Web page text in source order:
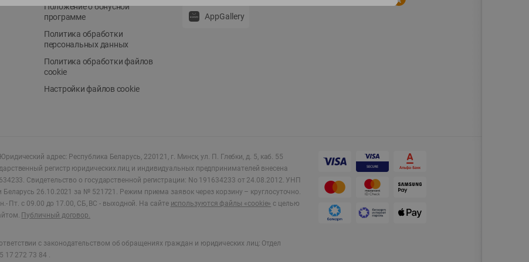
Положение о бонусной
программе
Политика обработки
персональных данных
Политика обработки файлов
cookie
Настройки файлов cookie
AppGallery
Юридический адрес: Республика Беларусь, 220121, г. Минск, ул. П. Глебки, д. 5, каб. 55
регистр юридических лиц и индивидуальных предпринимателей внесена
Свидетельство о государственной регистрации: No 191634233 от 24.08.2012. УНП
26.10.2021 за № 521721. Режим приема заявок через корзину – круглосуточно.
Пт. с 09.00 до 17.00, СБ, ВС - выходной. На сайте используются файлы «cookie» с целью
Публичный договор.
с законодательством об обращениях граждан и юридических лиц: Отдел
17 272 73 84 .